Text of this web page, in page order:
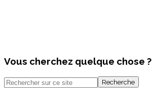
Vous cherchez quelque chose ?
Recherche